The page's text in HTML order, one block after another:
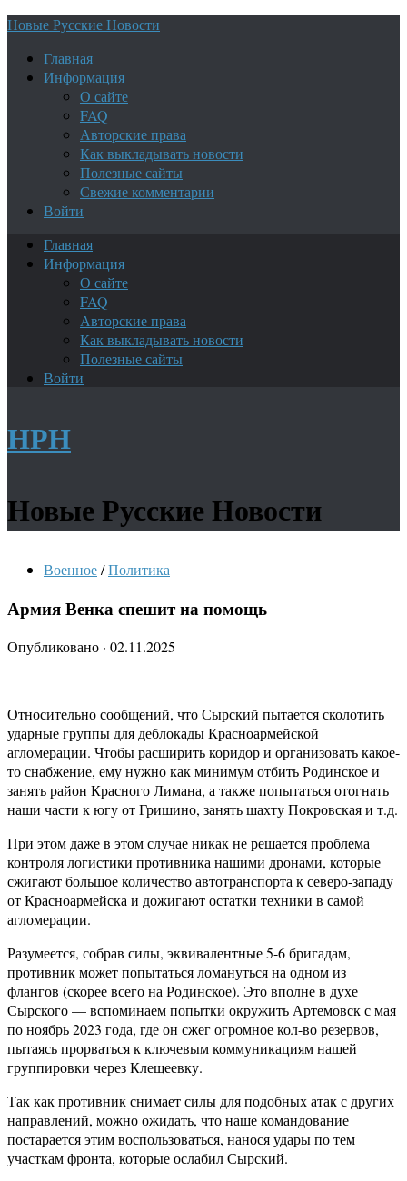
Новые Русские Новости
Главная
Информация
О сайте
FAQ
Авторские права
Как выкладывать новости
Полезные сайты
Свежие комментарии
Войти
Главная
Информация
О сайте
FAQ
Авторские права
Как выкладывать новости
Полезные сайты
Войти
НРН
Новые Русские Новости
Военное/Политика
Армия Венка спешит на помощь
Опубликовано · 02.11.2025
Относительно сообщений, что Сырский пытается сколотить
ударные группы для деблокады Красноармейской
агломерации. Чтобы расширить коридор и организовать какое-
то снабжение, ему нужно как минимум отбить Родинское и
занять район Красного Лимана, а также попытаться отогнать
наши части к югу от Гришино, занять шахту Покровская и т.д.
При этом даже в этом случае никак не решается проблема
контроля логистики противника нашими дронами, которые
сжигают большое количество автотранспорта к северо-западу
от Красноармейска и дожигают остатки техники в самой
агломерации.
Разумеется, собрав силы, эквивалентные 5-6 бригадам,
противник может попытаться ломануться на одном из
флангов (скорее всего на Родинское). Это вполне в духе
Сырского — вспоминаем попытки окружить Артемовск с мая
по ноябрь 2023 года, где он сжег огромное кол-во резервов,
пытаясь прорваться к ключевым коммуникациям нашей
группировки через Клещеевку.
Так как противник снимает силы для подобных атак с других
направлений, можно ожидать, что наше командование
постарается этим воспользоваться, нанося удары по тем
участкам фронта, которые ослабил Сырский.